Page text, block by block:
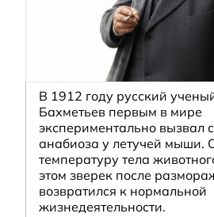
В 1912 году русский
Бахметьев первым в мире
экспериментально вызвал
анабиоза у летучей мыши.
температуру тела
этом зверек после
возвратился к нормальной
жизнедеятельности.